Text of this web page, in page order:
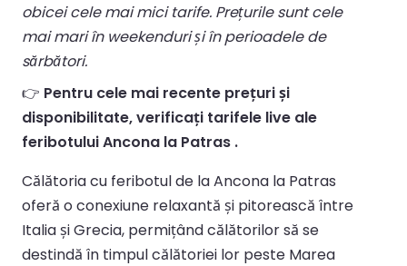
obicei cele mai mici tarife. Prețurile sunt cele
mai mari în weekenduri și în perioadele de
sărbători.
👉 Pentru cele mai recente prețuri și
disponibilitate, verificați tarifele live ale
feribotului Ancona la Patras .
Călătoria cu feribotul de la Ancona la Patras
oferă o conexiune relaxantă și pitorească între
Italia și Grecia, permițând călătorilor să se
destindă în timpul călătoriei lor peste Marea